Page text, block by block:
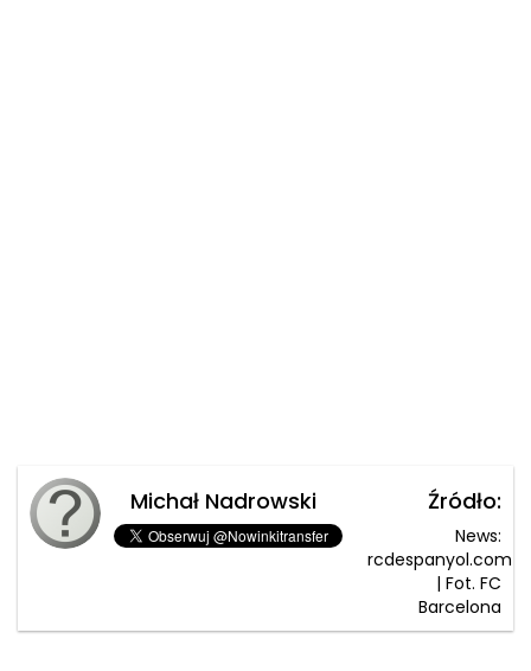
Michał Nadrowski Źródło:
News:
rcdespanyol.com
| Fot. FC
Barcelona